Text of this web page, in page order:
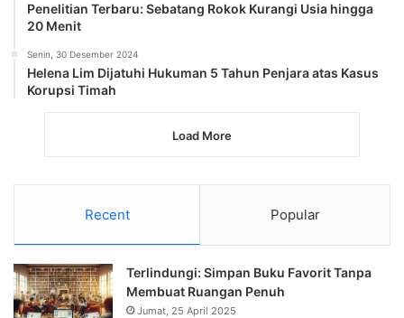
Penelitian Terbaru: Sebatang Rokok Kurangi Usia hingga
20 Menit
Senin, 30 Desember 2024
Helena Lim Dijatuhi Hukuman 5 Tahun Penjara atas Kasus
Korupsi Timah
Load More
Recent Popular
Terlindungi: Simpan Buku Favorit Tanpa
Membuat Ruangan Penuh
Jumat, 25 April 2025